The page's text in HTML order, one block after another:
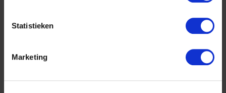
Statistieken
Marketing
de scherpste prijs in combinatie met de beste
volledig worden op maat worden samengesteld.